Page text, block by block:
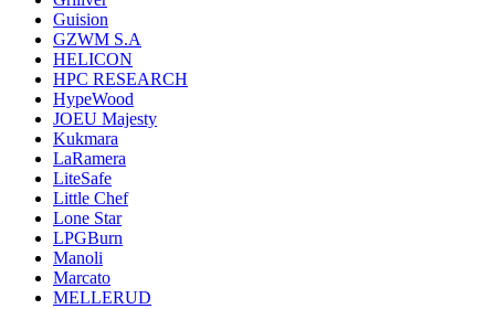
Guision
GZWM S.A
HELICON
HPC RESEARCH
HypeWood
JOEU Majesty
Kukmara
LaRamera
LiteSafe
Little Chef
Lone Star
LPGBurn
Manoli
Marcato
MELLERUD